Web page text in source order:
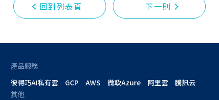
回到列表頁 下一則
產品服務
彼得巧AI私有雲
GCP AWS 微軟Azure 阿里雲
騰訊云
其他